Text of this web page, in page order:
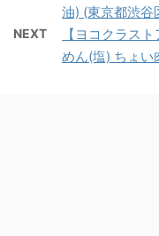
油) (東京都渋谷
NEXT
【ヨコクラス
めん(塩) ちょい